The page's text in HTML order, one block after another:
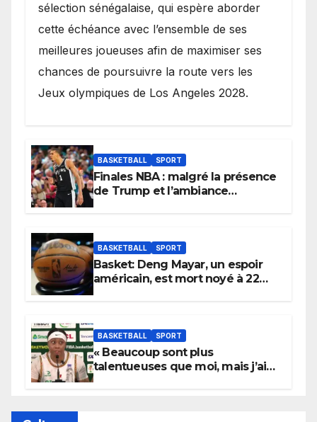
sélection sénégalaise, qui espère aborder
cette échéance avec l’ensemble de ses
meilleures joueuses afin de maximiser ses
chances de poursuivre la route vers les
Jeux olympiques de Los Angeles 2028.
BASKETBALL SPORT
Finales NBA : malgré la présence
de Trump et l’ambiance
BASKETBALL SPORT
Basket: Deng Mayar, un espoir
américain, est mort noyé à 22
BASKETBALL SPORT
« Beaucoup sont plus
talentueuses que moi, mais j’ai